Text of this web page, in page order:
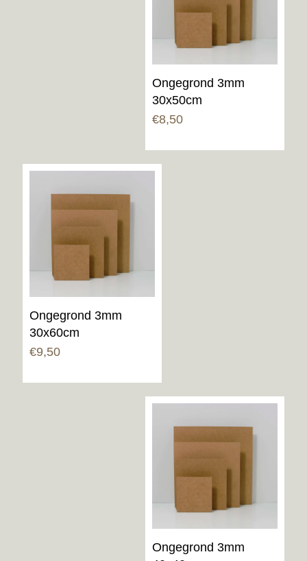
Ongegrond 3mm
30x50cm
€8,50
Ongegrond 3mm
30x60cm
€9,50
Ongegrond 3mm